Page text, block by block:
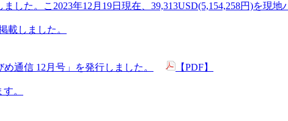
した。こ2023年12月19日現在、39,313USD(5,154,258円)を現地
載しました。
通信 12月号」を発行しました。
【PDF】
。